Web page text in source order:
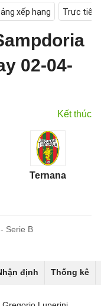
xếp hạng Trực tiếp
02-04-
Kết thúc
Ternana
Serie B
định Thống kê